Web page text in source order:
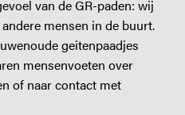
van de GR-paden: wij
mensen in de buurt.
geitenpaadjes
mensenvoeten over
of naar contact met